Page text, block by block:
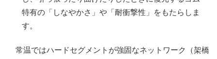
特有の「しなやかさ」や「耐衝撃性」をもたらしま
す。
常温ではハードセグメントが強固なネットワーク（架橋